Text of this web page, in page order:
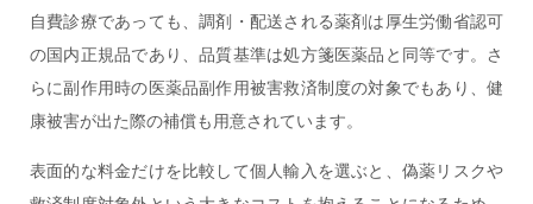
自費診療であっても、調剤・配送される薬剤は厚生労働省認可
の国内正規品であり、品質基準は処方箋医薬品と同等です。さ
らに副作用時の医薬品副作用被害救済制度の対象でもあり、健
康被害が出た際の補償も用意されています。
表面的な料金だけを比較して個人輸入を選ぶと、偽薬リスクや